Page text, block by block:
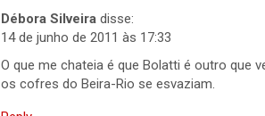
Débora Silveira disse:
14 de junho de 2011 às 17:33
O que me chateia é que Bolatti é outro que
os cofres do Beira-Rio se esvaziam.